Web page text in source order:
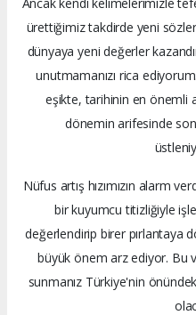
ürettiğimiz takdirde yeni
dünyaya yeni değerler
unutmamanızı rica
eşikte, tarihinin en önemli
dönemin arifesinde
Nüfus artış hızımızın alarm
bir kuyumcu titizliğiyle
değerlendirip birer pırlantaya
büyük önem arz ediyor. Bu
sunmanız Türkiye'nin